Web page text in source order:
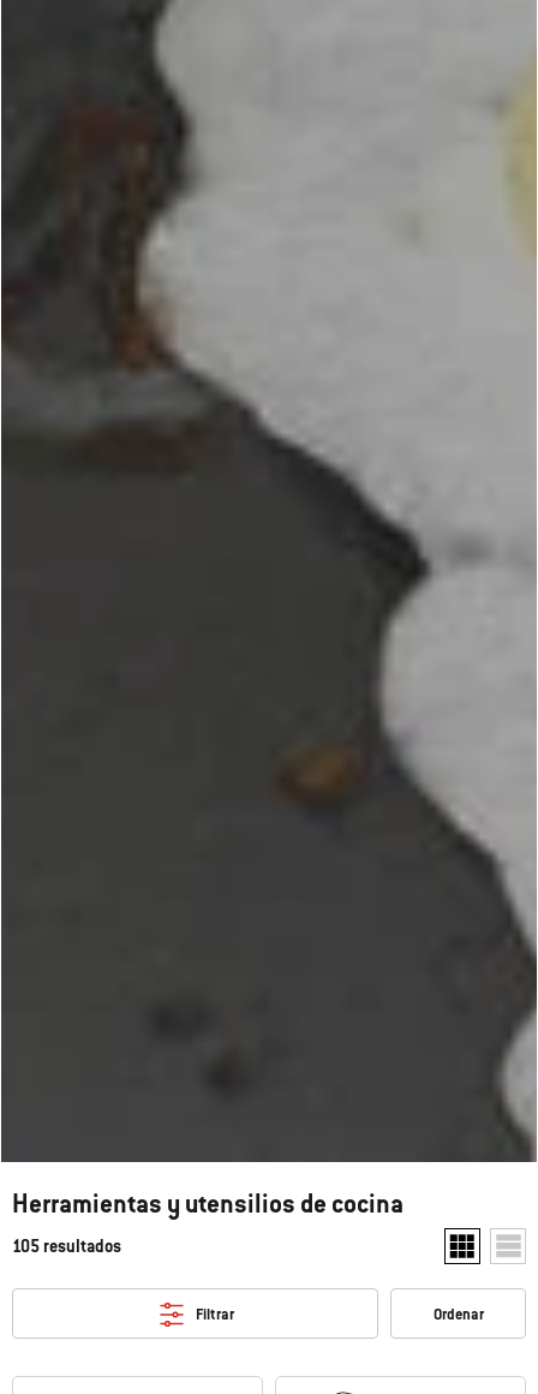
Herramientas y utensilios de cocina
105 resultados Mostrar
Filtrar Ordenar